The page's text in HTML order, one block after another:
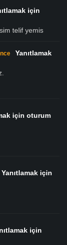
için
telif yemis
Yanıtlamak
için oturum
Yanıtlamak için
için